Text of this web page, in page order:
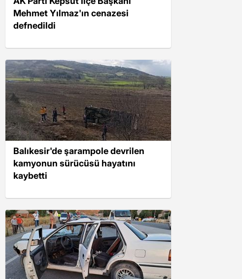
Mehmet Yılmaz'ın cenazesi
defnedildi
Balıkesir'de şarampole devrilen
kamyonun sürücüsü hayatını
kaybetti